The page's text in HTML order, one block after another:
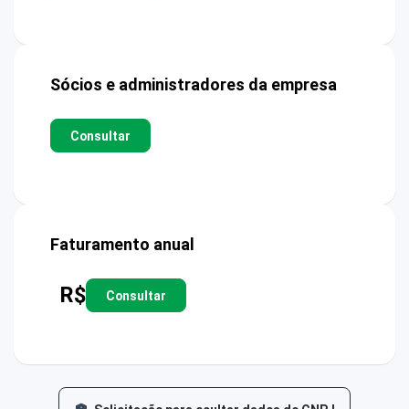
Sócios e administradores da empresa
Consultar
Faturamento anual
R$ Consultar